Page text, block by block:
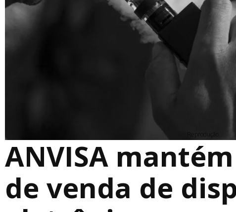
Reprodução
ANVISA
de venda de